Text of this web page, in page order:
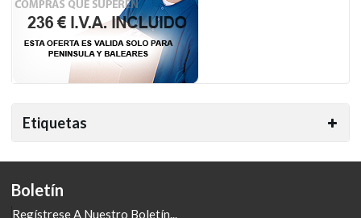
Etiquetas
Boletín
Regístrese A Nuestro Boletín...